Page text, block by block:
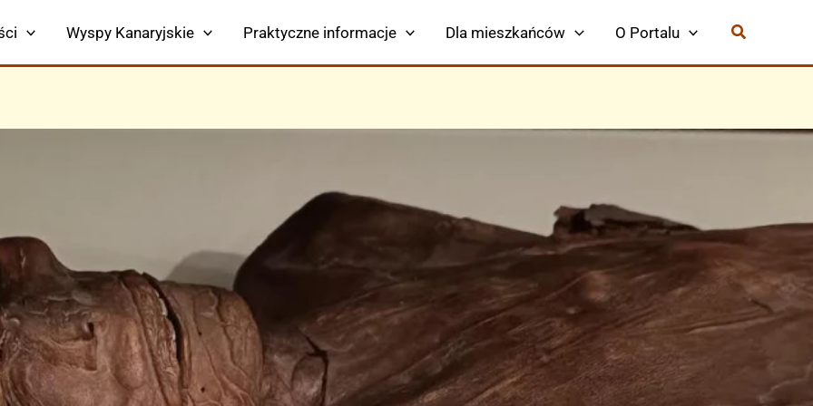
Wyspy Kanaryjskie Praktyczne informacje Dla mieszkańców O Portalu